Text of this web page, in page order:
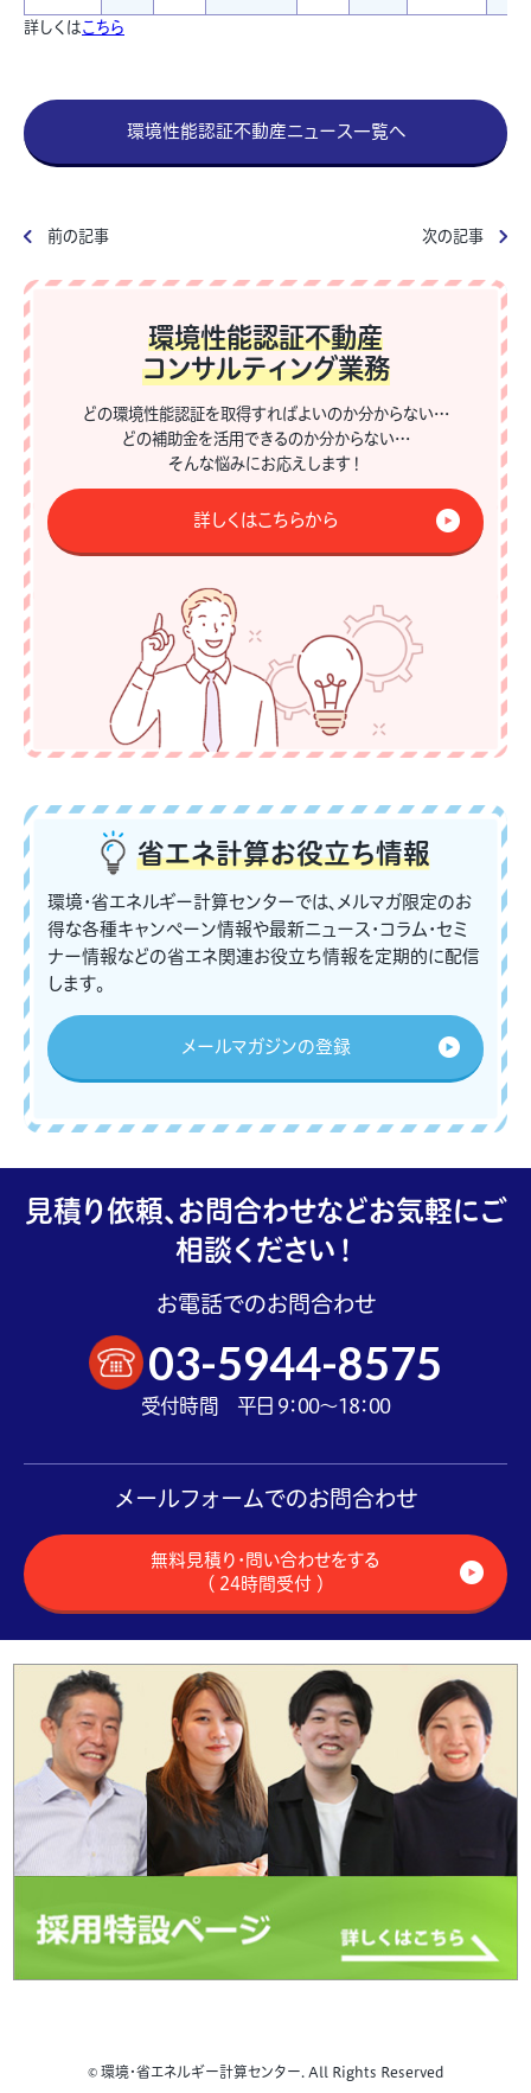
詳しくはこちら
環境性能認証不動産ニュース一覧へ
前の記事 次の記事
環境性能認証不動産
コンサルティング業務
どの環境性能認証を取得すればよいのか分からない…
どの補助金を活用できるのか分からない…
そんな悩みにお応えします！
詳しくはこちらから
省エネ計算お役立ち情報
環境・省エネルギー計算センターでは、メルマガ限定のお
得な各種キャンペーン情報や最新ニュース・コラム・セミ
ナー情報などの省エネ関連お役立ち情報を定期的に配信
します。
メールマガジンの登録
見積り依頼、お問合わせなどお気軽にご
相談ください！
お電話でのお問合わせ
03-5944-8575
受付時間 平日 9：00～18：00
メールフォームでのお問合わせ
無料見積り・問い合わせをする
（ 24時間受付 ）
© 環境・省エネルギー計算センター. All Rights Reserved